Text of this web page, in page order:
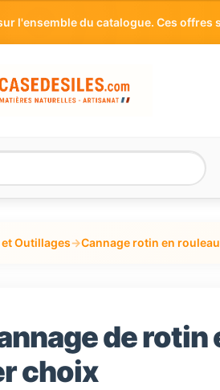
l'ensemble du catalogue. Ces
Outillages→Cannage rotin en rouleau
de
choix